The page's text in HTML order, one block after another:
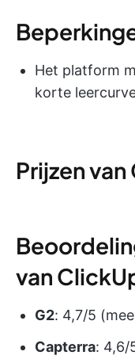
Het platform
korte
Prijzen
van
G2: 4,7/5
Capterra: 4,6/